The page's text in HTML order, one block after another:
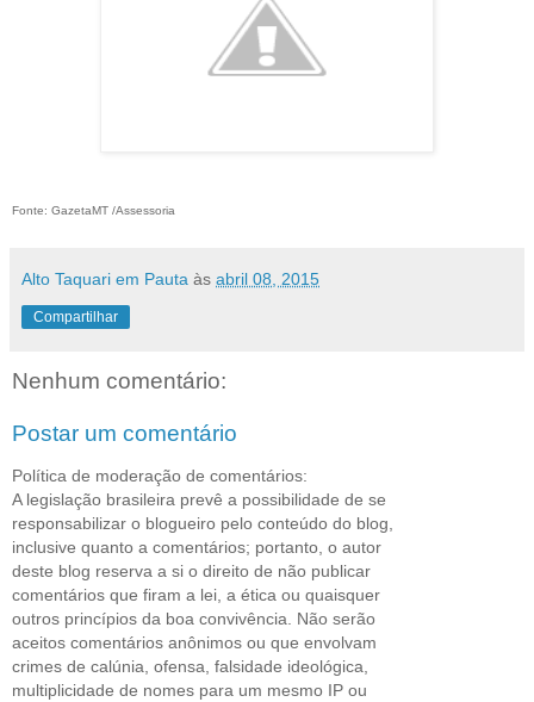
Fonte: GazetaMT /Assessoria
Alto Taquari em Pauta às abril 08, 2015
Compartilhar
Nenhum comentário:
Postar um comentário
Política de moderação de comentários:
A legislação brasileira prevê a possibilidade de se
responsabilizar o blogueiro pelo conteúdo do blog,
inclusive quanto a comentários; portanto, o autor
deste blog reserva a si o direito de não publicar
comentários que firam a lei, a ética ou quaisquer
outros princípios da boa convivência. Não serão
aceitos comentários anônimos ou que envolvam
crimes de calúnia, ofensa, falsidade ideológica,
multiplicidade de nomes para um mesmo IP ou